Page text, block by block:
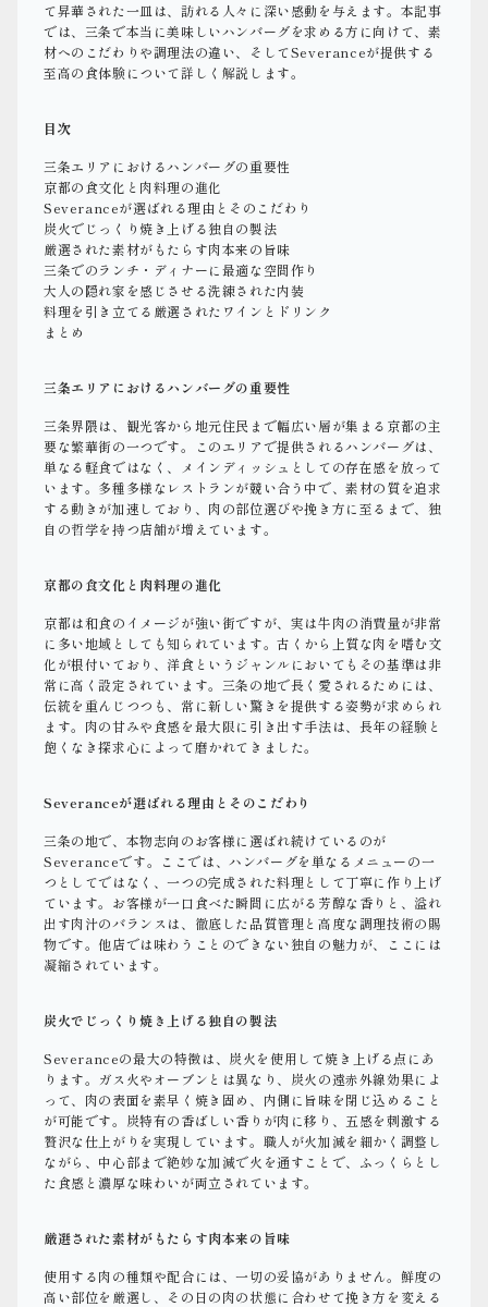
て昇華された一皿は、訪れる人々に深い感動を与えます。本記事
では、三条で本当に美味しいハンバーグを求める方に向けて、素
材へのこだわりや調理法の違い、そしてSeveranceが提供する
至高の食体験について詳しく解説します。
目次
三条エリアにおけるハンバーグの重要性
京都の食文化と肉料理の進化
Severanceが選ばれる理由とそのこだわり
炭火でじっくり焼き上げる独自の製法
厳選された素材がもたらす肉本来の旨味
三条でのランチ・ディナーに最適な空間作り
大人の隠れ家を感じさせる洗練された内装
料理を引き立てる厳選されたワインとドリンク
まとめ
三条エリアにおけるハンバーグの重要性
三条界隈は、観光客から地元住民まで幅広い層が集まる京都の主
要な繁華街の一つです。このエリアで提供されるハンバーグは、
単なる軽食ではなく、メインディッシュとしての存在感を放って
います。多種多様なレストランが競い合う中で、素材の質を追求
する動きが加速しており、肉の部位選びや挽き方に至るまで、独
自の哲学を持つ店舗が増えています。
京都の食文化と肉料理の進化
京都は和食のイメージが強い街ですが、実は牛肉の消費量が非常
に多い地域としても知られています。古くから上質な肉を嗜む文
化が根付いており、洋食というジャンルにおいてもその基準は非
常に高く設定されています。三条の地で長く愛されるためには、
伝統を重んじつつも、常に新しい驚きを提供する姿勢が求められ
ます。肉の甘みや食感を最大限に引き出す手法は、長年の経験と
飽くなき探求心によって磨かれてきました。
Severanceが選ばれる理由とそのこだわり
三条の地で、本物志向のお客様に選ばれ続けているのが
Severanceです。ここでは、ハンバーグを単なるメニューの一
つとしてではなく、一つの完成された料理として丁寧に作り上げ
ています。お客様が一口食べた瞬間に広がる芳醇な香りと、溢れ
出す肉汁のバランスは、徹底した品質管理と高度な調理技術の賜
物です。他店では味わうことのできない独自の魅力が、ここには
凝縮されています。
炭火でじっくり焼き上げる独自の製法
Severanceの最大の特徴は、炭火を使用して焼き上げる点にあ
ります。ガス火やオーブンとは異なり、炭火の遠赤外線効果によ
って、肉の表面を素早く焼き固め、内側に旨味を閉じ込めること
が可能です。炭特有の香ばしい香りが肉に移り、五感を刺激する
贅沢な仕上がりを実現しています。職人が火加減を細かく調整し
ながら、中心部まで絶妙な加減で火を通すことで、ふっくらとし
た食感と濃厚な味わいが両立されています。
厳選された素材がもたらす肉本来の旨味
使用する肉の種類や配合には、一切の妥協がありません。鮮度の
高い部位を厳選し、その日の肉の状態に合わせて挽き方を変える